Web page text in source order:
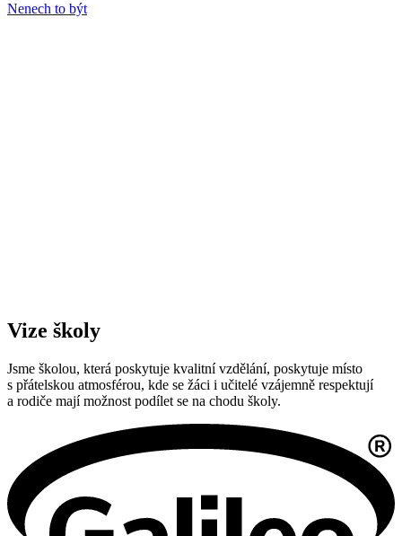
Nenech to být
Vize školy
Jsme školou, která poskytuje kvalitní vzdělání, poskytuje místo
s přátelskou atmosférou, kde se žáci i učitelé vzájemně respektují
a rodiče mají možnost podílet se na chodu školy.